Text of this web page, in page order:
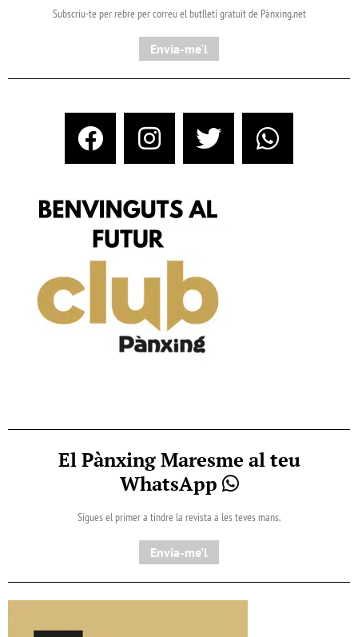
Subscriu-te per rebre per correu el butlletí gratuït de Pànxing.net​
Envia-me'l
El Pànxing Maresme al teu
WhatsApp
Sigues el primer a tindre la revista a les teves mans.
Envia-me'l